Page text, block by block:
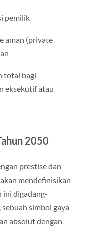
pemilik
aman (private
total bagi
eksekutif atau
2050
prestise dan
mendefinisikan
ini digadang-
simbol gaya
absolut dengan